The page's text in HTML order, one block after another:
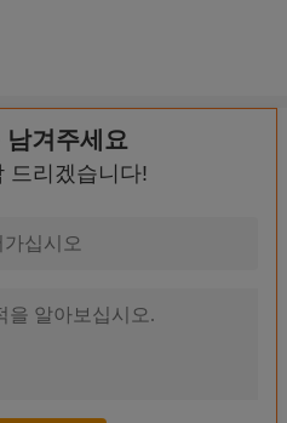
겨주세요
드리겠습니다!
진 고해상 회전하는 잉크 제트 조판